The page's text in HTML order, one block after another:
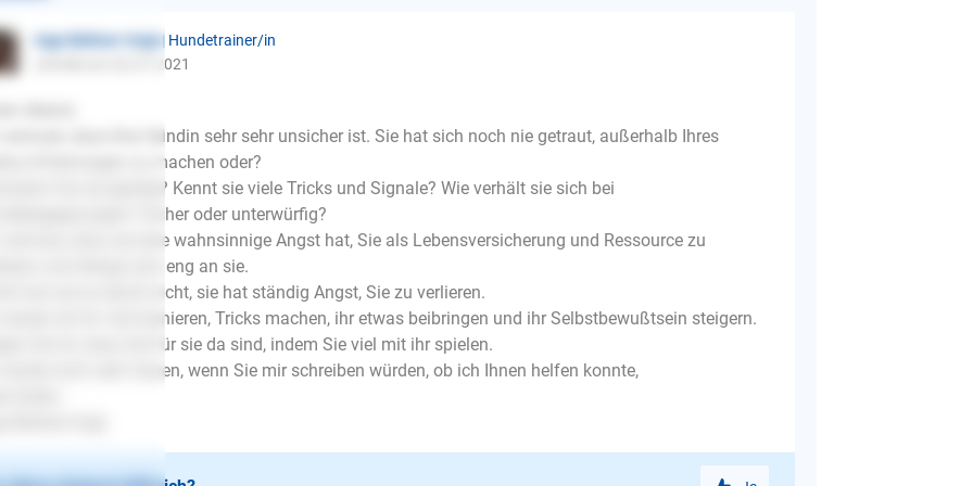
Inge Büttner-Vogt
| Hundetrainer/in
schrieb am 26.07.2021
dass Ihre Hündin sehr sehr unsicher ist. Sie hat sich noch nie getraut, außerhalb Ihres
Erfahrungen zu machen oder?
Sie sie geistig? Kennt sie viele Tricks und Signale? Wie verhält sie sich bei
Sicher oder unterwürfig?
dass sie eine wahnsinnige Angst hat, Sie als Lebensversicherung und Ressource zu
und drängt sich eng an sie.
hat sie es damit nicht, sie hat ständig Angst, Sie zu verlieren.
mit ihr viel trainieren, Tricks machen, ihr etwas beibringen und ihr Selbstbewußtsein steigern.
Sie ihr, dass Sie für sie da sind, indem Sie viel mit ihr spielen.
mich sehr freuen, wenn Sie mir schreiben würden, ob ich Ihnen helfen konnte,